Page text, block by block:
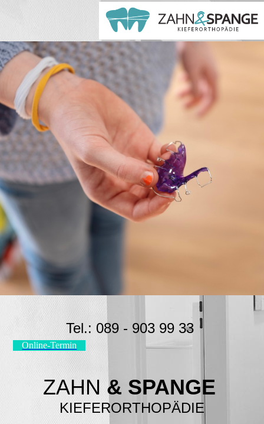
Tel.: 089 - 903 99 33
Online-Termin
ZAHN & SPANGE
KIEFERORTHOPÄDIE